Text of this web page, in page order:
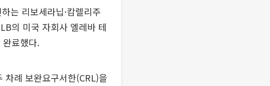
는 리보세라닙·캄렐리주
의 미국 자회사 엘레바 테
료했다.
례 보완요구서한(CRL)을